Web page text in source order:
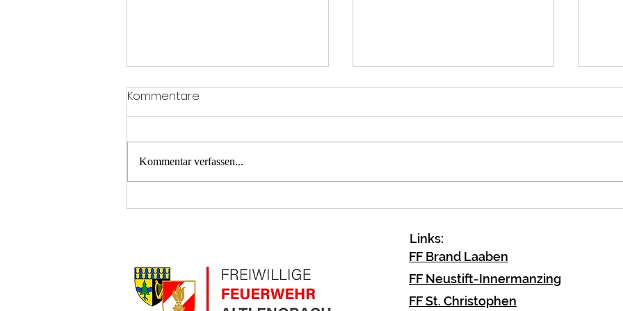
Verkehrsunfall
Kommentare
Kommentar verfassen...
Links:
FF Brand Laaben
FF Neustift-Innermanzing
FF St. Christophen